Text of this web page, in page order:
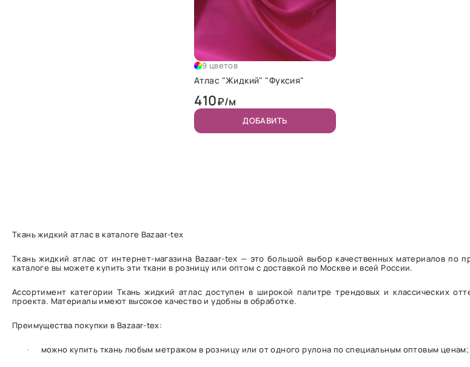
9 цветов
Атлас "Жидкий" "Фуксия"
410₽/м
ДОБАВИТЬ
Ткань жидкий атлас в каталоге Bazaar-tex
Ткань жидкий атлас от интернет-магазина Bazaar-tex — это большой выбор качественных материалов
каталоге вы можете купить эти ткани в розницу или оптом с доставкой по Москве и всей России.
Ассортимент категории Ткань жидкий атлас доступен в широкой палитре трендовых и классических
проекта. Материалы имеют высокое качество и удобны в обработке.
Преимущества покупки в Bazaar-tex:
· можно купить ткань любым метражом в розницу или от одного рулона по специальным оптовым ценам;